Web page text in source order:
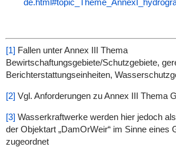
[1]Fallen unter Annex III Thema
Bewirtschaftungsgebiete/Schutzgebiete,
Berichterstattungseinheiten,
[2]Vgl. Anforderungen zu Annex III Thema
[3]Wasserkraftwerke werden hier jedoch
der Objektart „DamOrWeir“ im Sinne eines
zugeordnet